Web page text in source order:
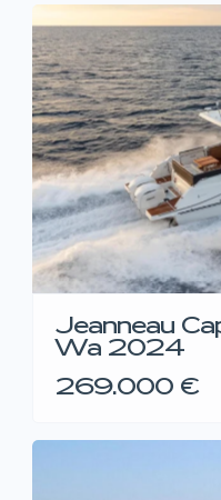
Jeanneau
Wa 2024
269.000 €